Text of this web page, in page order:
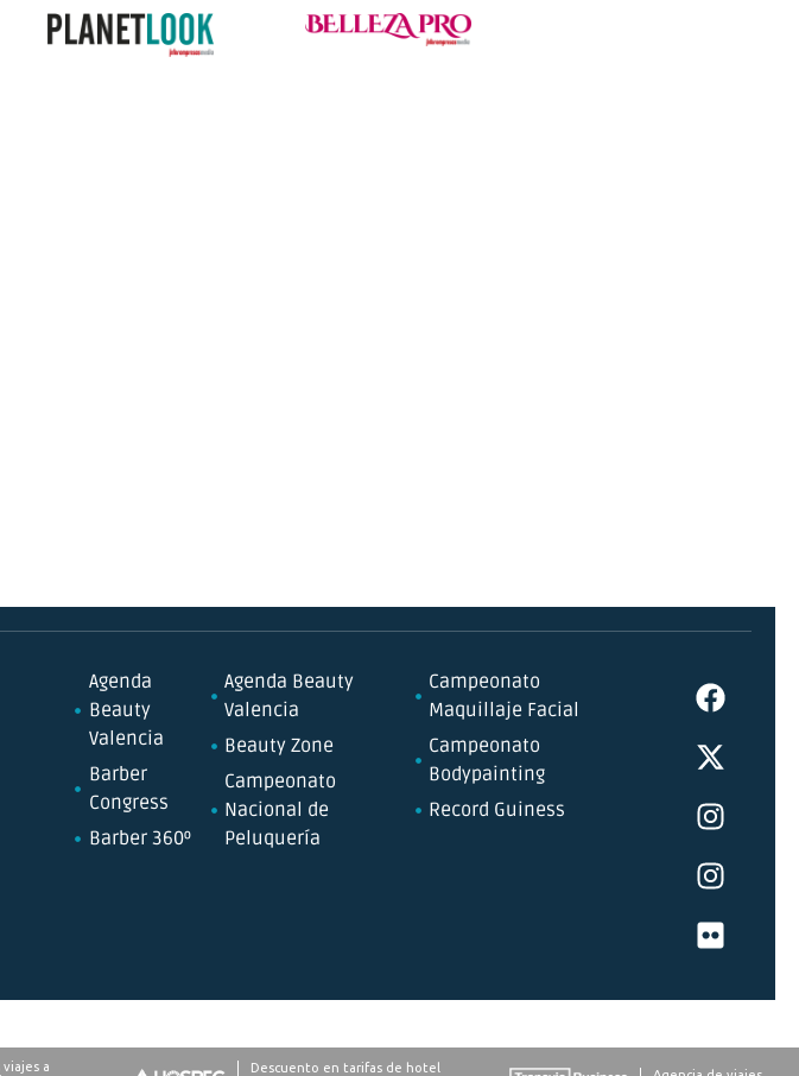
Agenda
Beauty
Valencia
Barber
Congress
Barber 360º
Agenda Beauty
Valencia
Beauty Zone
Campeonato
Nacional de
Peluquería
Campeonato
Maquillaje Facial
Campeonato
Bodypainting
Record Guiness